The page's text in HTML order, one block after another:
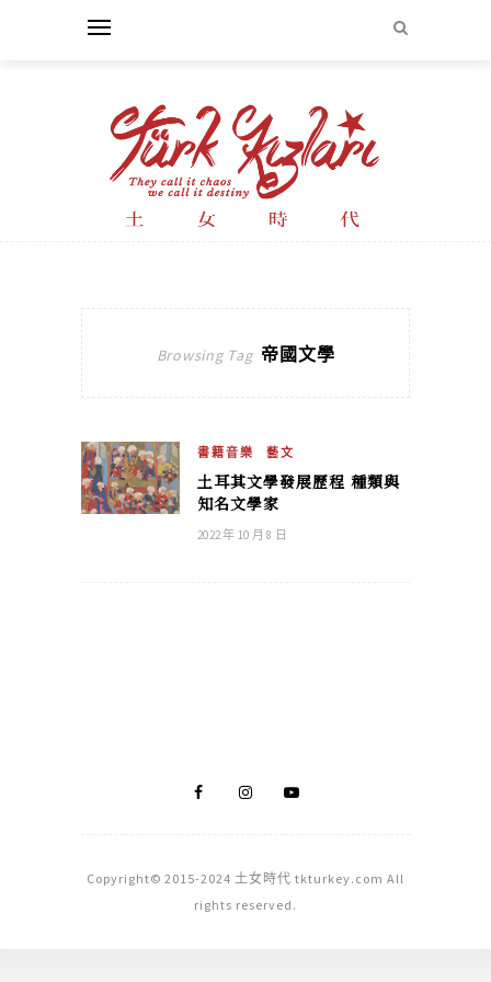
Browsing Tag 帝國文學
書籍音樂 藝文
土耳其文學發展歷程 種類與
知名文學家
2022 年 10 月 8 日
Copyright© 2015-2024 土女時代 tkturkey.com All
rights reserved.